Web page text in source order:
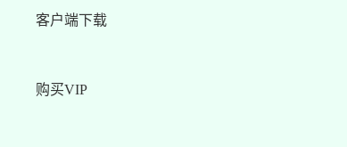
客户端下载
购买VIP